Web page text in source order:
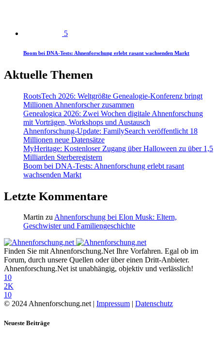
5
Boom bei DNA-Tests: Ahnenforschung erlebt rasant wachsenden Markt
Aktuelle Themen
RootsTech 2026: Weltgrößte Genealogie-Konferenz bringt
Millionen Ahnenforscher zusammen
Genealogica 2026: Zwei Wochen digitale Ahnenforschung
mit Vorträgen, Workshops und Austausch
Ahnenforschung-Update: FamilySearch veröffentlicht 18
Millionen neue Datensätze
MyHeritage: Kostenloser Zugang über Halloween zu über 1,5
Milliarden Sterberegistern
Boom bei DNA-Tests: Ahnenforschung erlebt rasant
wachsenden Markt
Letzte Kommentare
Martin zu Ahnenforschung bei Elon Musk: Eltern,
Geschwister und Familiengeschichte
Finden Sie mit Ahnenforschung.Net Ihre Vorfahren. Egal ob im
Forum, durch unsere Quellen oder über einen Dritt-Anbieter.
Ahnenforschung.Net ist unabhängig, objektiv und verlässlich!
10
2K
10
© 2024 Ahnenforschung.net | Impressum | Datenschutz
Neueste Beiträge